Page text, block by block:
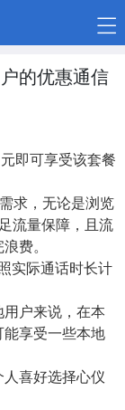
的优惠通信
即可享受该套餐
求，无论是浏览
流量保障，且流
费。
实际通话时长计
户来说，在本
享受一些本地
喜好选择心仪